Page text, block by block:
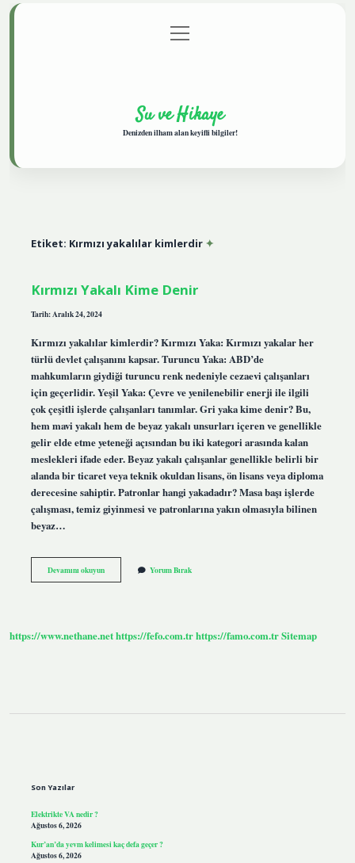
Gizlilik Politikası
menüyü
aç
Su ve Hikaye
Denizden ilham alan keyifli bilgiler!
Etiket: Kırmızı yakalılar kimlerdir
Kırmızı Yakalı Kime Denir
Tarih: Aralık 24, 2024
Kırmızı yakalılar kimlerdir? Kırmızı Yaka: Kırmızı yakalar her
türlü devlet çalışanını kapsar. Turuncu Yaka: ABD’de
mahkumların giydiği turuncu renk nedeniyle cezaevi çalışanları
için geçerlidir. Yeşil Yaka: Çevre ve yenilenebilir enerji ile ilgili
çok çeşitli işlerde çalışanları tanımlar. Gri yaka kime denir? Bu,
hem mavi yakalı hem de beyaz yakalı unsurları içeren ve genellikle
gelir elde etme yeteneği açısından bu iki kategori arasında kalan
meslekleri ifade eder. Beyaz yakalı çalışanlar genellikle belirli bir
alanda bir ticaret veya teknik okuldan lisans, ön lisans veya diploma
derecesine sahiptir. Patronlar hangi yakadadır? Masa başı işlerde
çalışması, temiz giyinmesi ve patronlarına yakın olmasıyla bilinen
beyaz…
Devamını okuyunKırmızı
Yakalı
Yorum Bırak
https://www.nethane.nethttps://fefo.com.trhttps://famo.com.trSitemap
Son Yazılar
Elektrikte VA nedir ?
Ağustos 6, 2026
Kur’an’da yevm kelimesi kaç defa geçer ?
Ağustos 6, 2026